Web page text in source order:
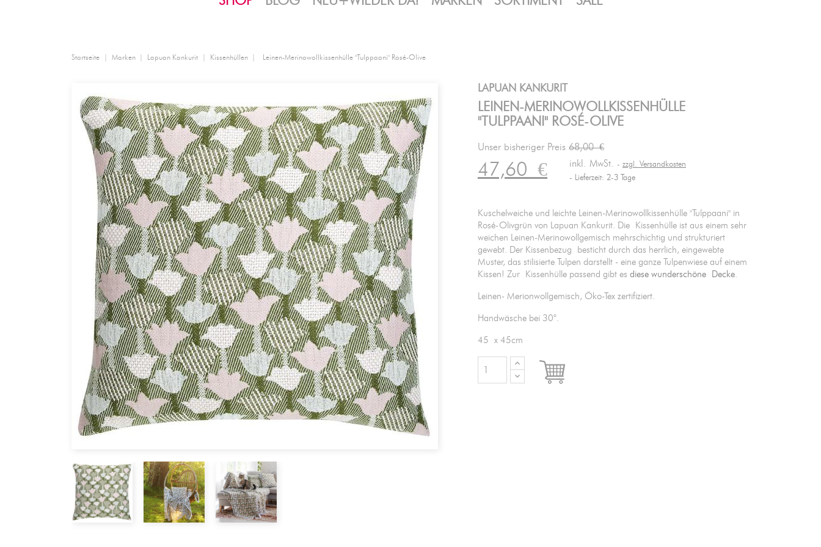
Startseite Marken Lapuan Kankurit Kissenhüllen Leinen-Merinowollkissenhülle "Tulppaani" Rosé-Olive
LAPUAN KANKURIT
LEINEN-MERINOWOLLKISSENHÜLLE
"TULPPAANI" ROSÉ-OLIVE
Unser bisheriger Preis 68,00 €
47,60€ inkl. MwSt.
zzgl. Versandkosten
Lieferzeit: 2-3 Tage
Kuschelweiche und leichte Leinen-Merinowollkissenhülle "Tulppaani" in
Rosé-Olivgrün von Lapuan Kankurit. Die Kissenhülle ist aus einem sehr
weichen Leinen-Merinowollgemisch mehrschichtig und strukturiert
gewebt. Der Kissenbezug besticht durch das herrlich, eingewebte
Muster, das stilisierte Tulpen darstellt - eine ganze Tulpenwiese auf einem
Kissen! Zur Kissenhülle passend gibt es diese wunderschöne Decke.
Leinen- Merionwollgemisch, Öko-Tex zertifiziert.
Handwäsche bei 30°.
45 x 45cm
